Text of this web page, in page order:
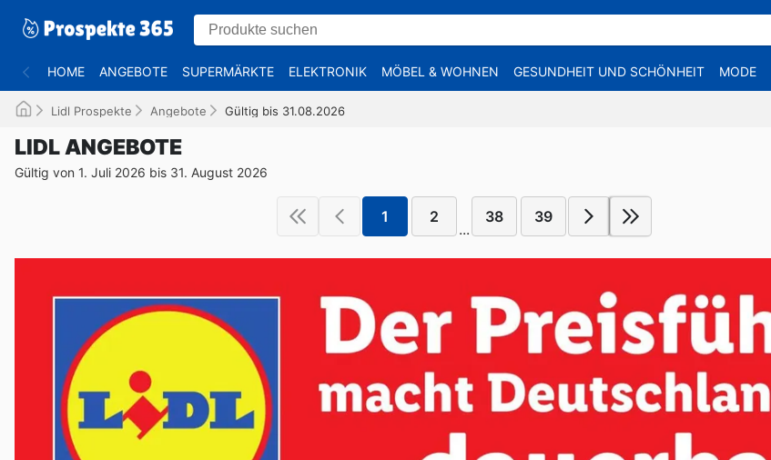
HOME ANGEBOTE SUPERMÄRKTE ELEKTRONIK MÖBEL & WOHNEN GESUNDHEIT UND SCHÖNHEIT MODE
Lidl Prospekte Angebote Gültig bis 31.08.2026
LIDL ANGEBOTE
Gültig von 1. Juli 2026 bis 31. August 2026
1 2
...
38 39